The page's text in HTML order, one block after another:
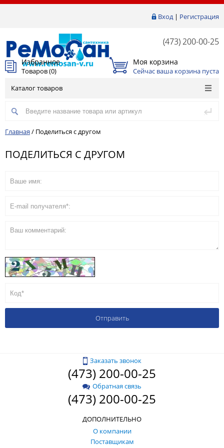
Вход| Регистрация
(473) 200-00-25
Избранное
Товаров (0)
Моя корзина
Сейчас ваша корзина пуста
Каталог товаров
Главная / Поделиться с другом
ПОДЕЛИТЬСЯ С ДРУГОМ
Заказать звонок
(473) 200-00-25
Обратная связь
(473) 200-00-25
ДОПОЛНИТЕЛЬНО
О компании
Поставщикам